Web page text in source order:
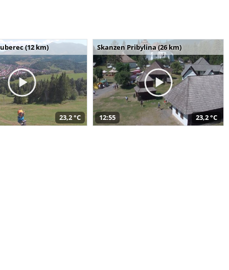
(12 km)
23,2 °C
Skanzen Pribylina (26 km)
12:55 23,2 °C